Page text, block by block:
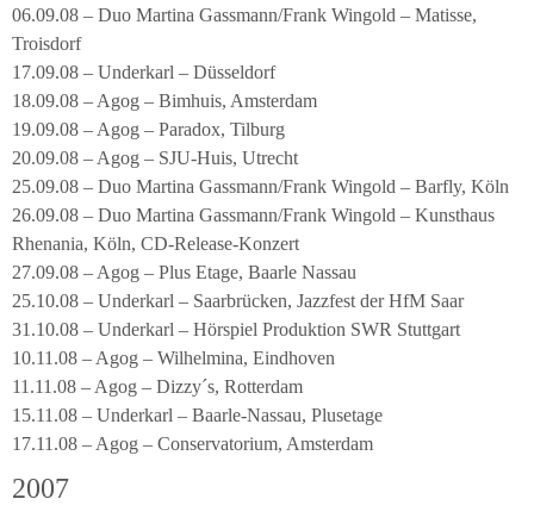
06.09.08 – Duo Martina Gassmann/Frank Wingold – Matisse,
Troisdorf
17.09.08 – Underkarl – Düsseldorf
18.09.08 – Agog – Bimhuis, Amsterdam
19.09.08 – Agog – Paradox, Tilburg
20.09.08 – Agog – SJU-Huis, Utrecht
25.09.08 – Duo Martina Gassmann/Frank Wingold – Barfly, Köln
26.09.08 – Duo Martina Gassmann/Frank Wingold – Kunsthaus
Rhenania, Köln, CD-Release-Konzert
27.09.08 – Agog – Plus Etage, Baarle Nassau
25.10.08 – Underkarl – Saarbrücken, Jazzfest der HfM Saar
31.10.08 – Underkarl – Hörspiel Produktion SWR Stuttgart
10.11.08 – Agog – Wilhelmina, Eindhoven
11.11.08 – Agog – Dizzy´s, Rotterdam
15.11.08 – Underkarl – Baarle-Nassau, Plusetage
17.11.08 – Agog – Conservatorium, Amsterdam
2007